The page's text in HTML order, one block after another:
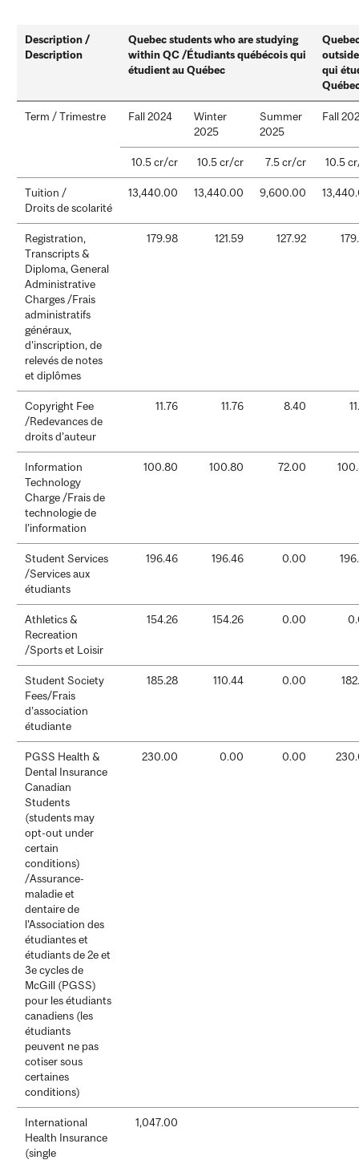
Description /
Description
Quebec students who are studying
within QC /Étudiants québécois qui
étudient au Québec
qui
Term / Trimestre Fall 2024
Winter
2025
Summer
2025
Fall
10.5 cr/cr 10.5 cr/cr 7.5 cr/cr 10.5
Tuition /
Droits de scolarité
13,440.00 13,440.00 9,600.00
Registration,
Transcripts &
Diploma, General
Administrative
Charges /Frais
administratifs
généraux,
d’inscription, de
relevés de notes
et diplômes
179.98 121.59 127.92
Copyright Fee
/Redevances de
droits d’auteur
11.76 11.76 8.40
Information
Technology
Charge /Frais de
technologie de
l’information
100.80 100.80 72.00
Student Services
/Services aux
étudiants
196.46 196.46 0.00
Athletics &
Recreation
/Sports et Loisir
154.26 154.26 0.00
Student Society
Fees/Frais
d’association
étudiante
185.28 110.44 0.00
PGSS Health &
Dental Insurance
Canadian
Students
(students may
opt-out under
certain
conditions)
/Assurance-
maladie et
dentaire de
l’Association des
étudiantes et
étudiants de 2e et
3e cycles de
McGill (PGSS)
pour les étudiants
canadiens (les
étudiants
peuvent ne pas
cotiser sous
certaines
conditions)
230.00 0.00 0.00
International
Health Insurance
(single
1,047.00